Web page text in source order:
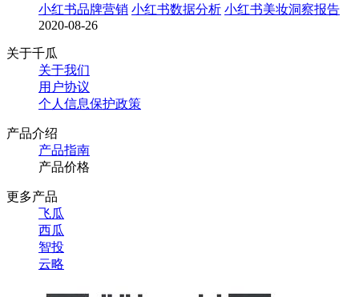
小红书品牌营销 小红书数据分析 小红书美妆洞察报告
2020-08-26
关于千瓜
关于我们
用户协议
个人信息保护政策
产品介绍
产品指南
产品价格
更多产品
飞瓜
西瓜
智投
云略